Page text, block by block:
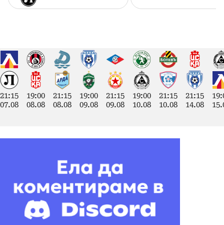
21:15
07.08
19:00
08.08
21:15
08.08
19:00
09.08
21:15
09.08
19:00
10.08
21:15
10.08
21:15
14.08